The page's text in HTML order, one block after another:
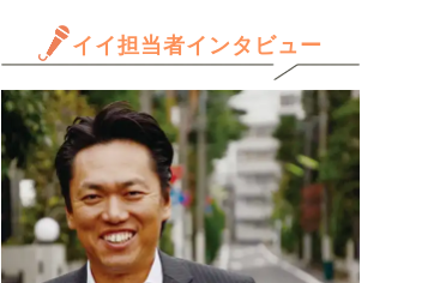
イイ担当者インタビュー